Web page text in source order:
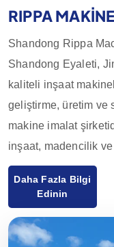
RIPPA
Shandong Rippa
Shandong Eyaleti,
kaliteli inşaat
geliştirme, üretim ve
makine imalat
inşaat, madencilik
kullanılan
yükleyiciler ve
Yenilikçi Ar-Ge
Machinery
Daha Fazla Bilgi
Edinin